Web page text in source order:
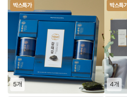
박스특가
5개
박스특가
4개